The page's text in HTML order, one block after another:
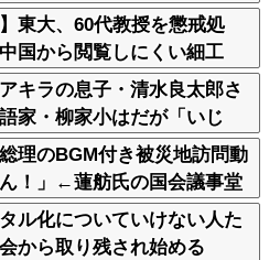
東大、60代教授を懲戒処
国から閲覧しにくい細工
キラの息子・清水良太郎さ
家・柳家小はだが「いじ
害告発
理のBGM付き被災地訪問動
！」←蓮舫氏の国会議事堂
される
ル化についていけない人た
から取り残され始める